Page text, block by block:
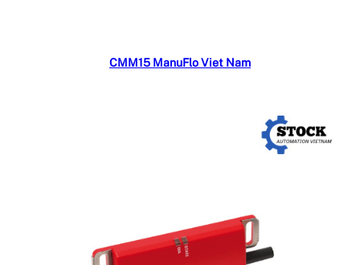
Đọc tiếp
CMM15 ManuFlo Viet Nam